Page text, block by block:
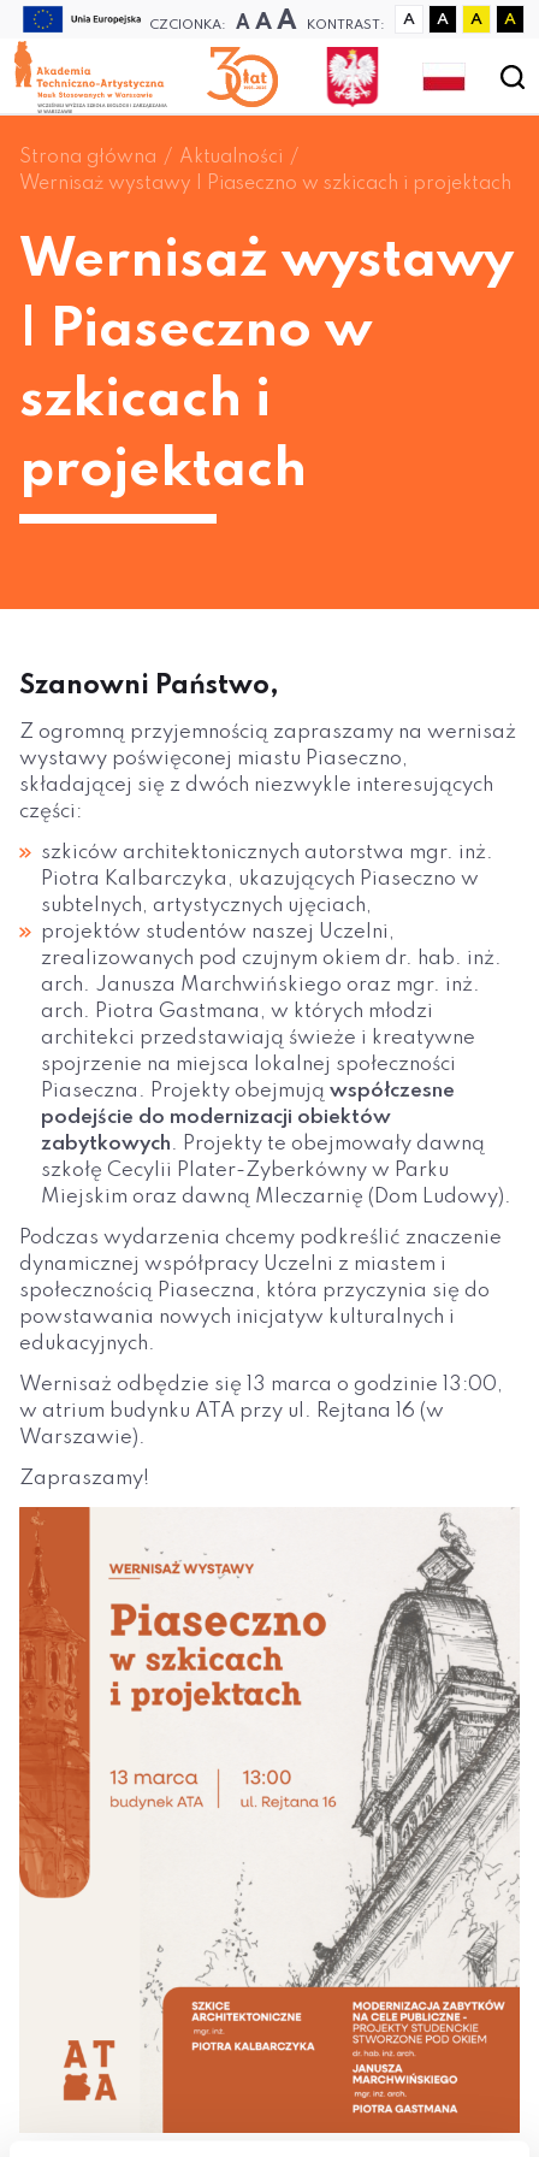
CZCIONKA: A A A KONTRAST: A A A A
Strona główna
Aktualności
Wernisaż wystawy | Piaseczno w szkicach i projektach
Wernisaż wystawy
| Piaseczno w
szkicach i
projektach
Szanowni Państwo,
Z ogromną przyjemnością zapraszamy na wernisaż
wystawy poświęconej miastu Piaseczno,
składającej się z dwóch niezwykle interesujących
części:
szkiców architektonicznych autorstwa mgr. inż.
Piotra Kalbarczyka, ukazujących Piaseczno w
subtelnych, artystycznych ujęciach,
projektów studentów naszej Uczelni,
zrealizowanych pod czujnym okiem dr. hab. inż.
arch. Janusza Marchwińskiego oraz mgr. inż.
arch. Piotra Gastmana, w których młodzi
architekci przedstawiają świeże i kreatywne
spojrzenie na miejsca lokalnej społeczności
Piaseczna. Projekty obejmują współczesne
podejście do modernizacji obiektów
zabytkowych. Projekty te obejmowały dawną
szkołę Cecylii Plater-Zyberkówny w Parku
Miejskim oraz dawną Mleczarnię (Dom Ludowy).
Podczas wydarzenia chcemy podkreślić znaczenie
dynamicznej współpracy Uczelni z miastem i
społecznością Piaseczna, która przyczynia się do
powstawania nowych inicjatyw kulturalnych i
edukacyjnych.
Wernisaż odbędzie się 13 marca o godzinie 13:00,
w atrium budynku ATA przy ul. Rejtana 16 (w
Warszawie).
Zapraszamy!